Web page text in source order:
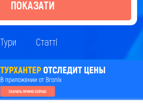
ПОКАЗАТИ
Тури Статті